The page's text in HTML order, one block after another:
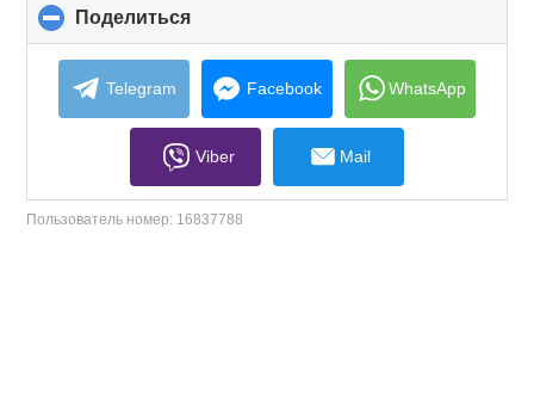
Поделиться
to
collapse
contents
Telegram Facebook WhatsApp
Viber Mail
Пользователь номер: 16837788